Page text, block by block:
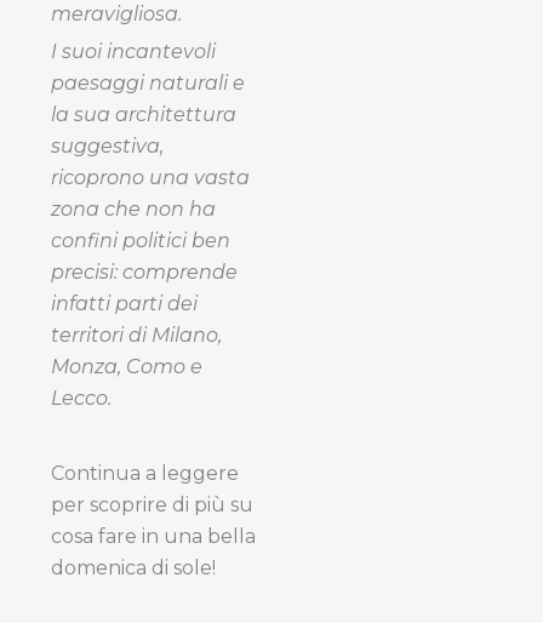
meravigliosa.
I suoi incantevoli
paesaggi naturali e
la sua architettura
suggestiva,
ricoprono una vasta
zona che non ha
confini politici ben
precisi: comprende
infatti parti dei
territori di Milano,
Monza, Como e
Lecco.
Continua a leggere
per scoprire di più su
cosa fare in una bella
domenica di sole!